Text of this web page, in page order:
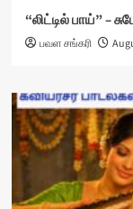
“லிட்டில் பாய்” –
பவள சங்கரி